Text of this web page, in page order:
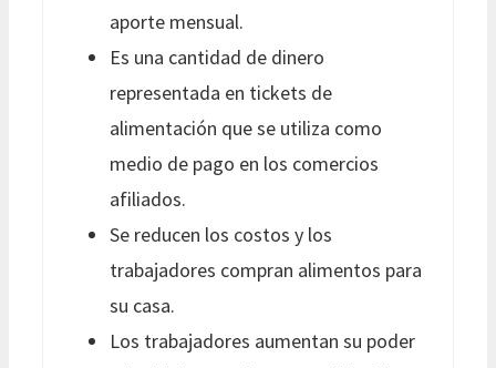
aporte mensual.
Es una cantidad de dinero
representada en tickets de
alimentación que se utiliza como
medio de pago en los comercios
afiliados.
Se reducen los costos y los
trabajadores compran alimentos para
su casa.
Los trabajadores aumentan su poder